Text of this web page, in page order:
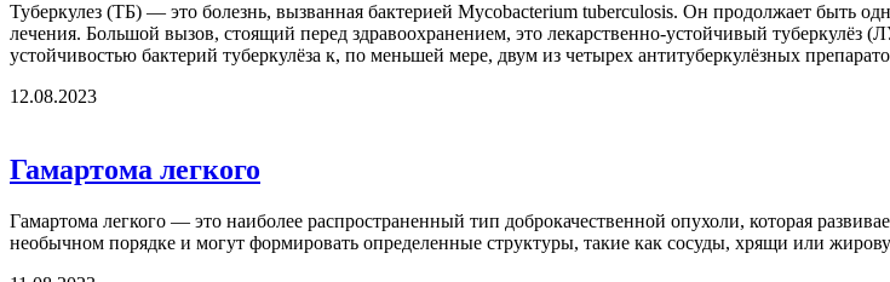
Туберкулез (ТБ) — это болезнь, вызванная бактерией Mycobacterium tuberculosis. Он продолжает быть
лечения. Большой вызов, стоящий перед здравоохранением, это лекарственно-устойчивый туберкулёз
устойчивостью бактерий туберкулёза к, по меньшей мере, двум из четырех антитуберкулёзных
12.08.2023
Гамартома легкого
Гамартома легкого — это наиболее распространенный тип доброкачественной опухоли, которая
необычном порядке и могут формировать определенные структуры, такие как сосуды, хрящи или